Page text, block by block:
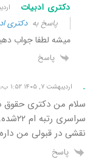
دکتری ادبیات
پاسخ بهدکتری
میشه لطفا جواب
پاسخ
. اردیبهشت ۷, ۱۴۰۵ ۱:۵۲ ب٫ظ
سلام من دکتری حقوق
نقشی در قبولی من
پاسخ